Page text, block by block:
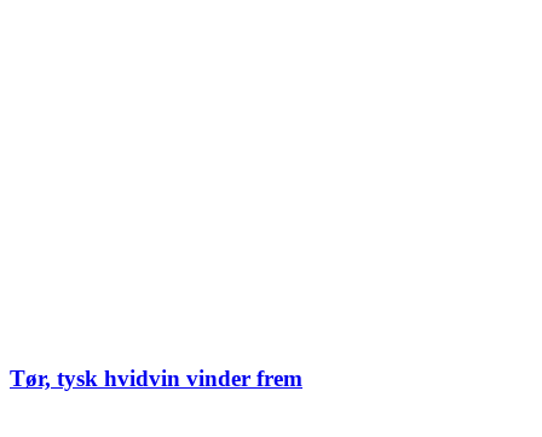
Tør, tysk hvidvin vinder frem